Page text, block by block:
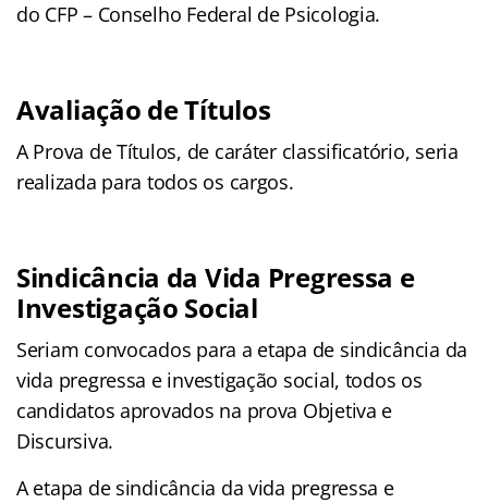
do CFP – Conselho Federal de Psicologia.
Avaliação de Títulos
A Prova de Títulos, de caráter classificatório, seria
realizada para todos os cargos.
Sindicância da Vida Pregressa e
Investigação Social
Seriam convocados para a etapa de sindicância da
vida pregressa e investigação social, todos os
candidatos aprovados na prova Objetiva e
Discursiva.
A etapa de sindicância da vida pregressa e